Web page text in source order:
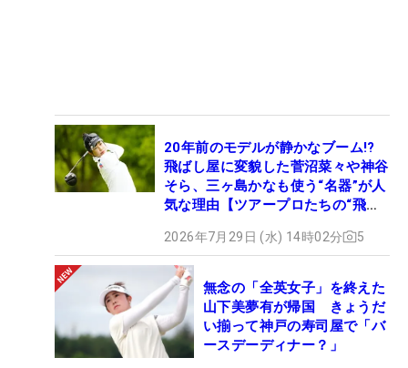
20年前のモデルが静かなブーム!?
飛ばし屋に変貌した菅沼菜々や神谷
そら、三ヶ島かなも使う“名器”が人
気な理由【ツアープロたちの“飛ば
2026年7月29日 (水) 14時02分 5
無念の「全英女子」を終えた
山下美夢有が帰国 きょうだ
い揃って神戸の寿司屋で「バ
ースデーディナー？」